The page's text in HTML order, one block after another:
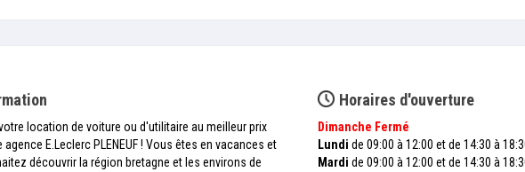
Horaires d'ouverture
Dimanche Fermé
Lundi de 09:00 à 12:00 et de 14:30 à
Mardi de 09:00 à 12:00 et de 14:30 à
location de voiture ou d'utilitaire au meilleur prix
E.Leclerc PLENEUF ! Vous êtes en vacances et
découvrir la région bretagne et les environs de